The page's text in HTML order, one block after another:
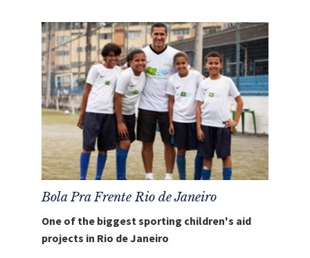
Farbe: rot/weiß
Mit dem Erlös dieser Auktion unterstützen wir
Stars4Kids.
Bola Pra Frente Rio de Janeiro
One of the biggest sporting children's aid
projects in Rio de Janeiro